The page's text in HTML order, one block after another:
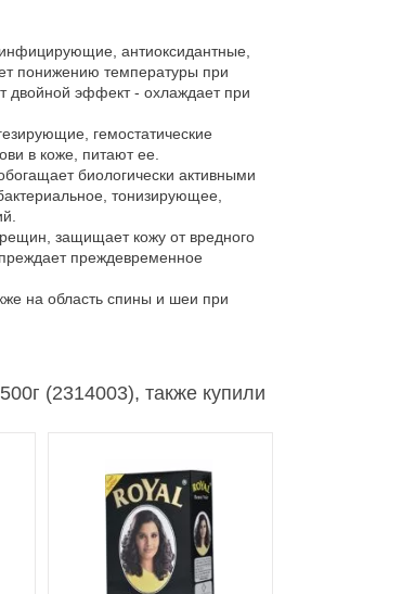
антиоксидантные,
понижению температуры при
двойной эффект - охлаждает при
гемостатические
в коже, питают ее.
биологически активными
тонизирующее,
защищает кожу от вредного
преждевременное
на область спины и шеи при
(2314003), также купили